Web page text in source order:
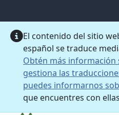
El contenido del sitio
español se traduce
Obtén más información
gestiona las
puedes informarnos
que encuentres con